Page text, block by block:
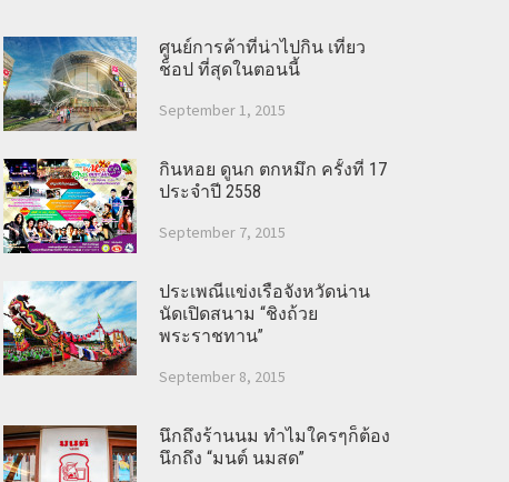
ศูนย์การค้าที่น่าไปกิน เที่ยว
ช็อป ที่สุดในตอนนี้
September 1, 2015
กินหอย ดูนก ตกหมึก ครั้งที่ 17
ประจำปี 2558
September 7, 2015
ประเพณีแข่งเรือจังหวัดน่าน
นัดเปิดสนาม “ชิงถ้วย
พระราชทาน”
September 8, 2015
นึกถึงร้านนม ทำไมใครๆก็ต้อง
นึกถึง “มนต์ นมสด”